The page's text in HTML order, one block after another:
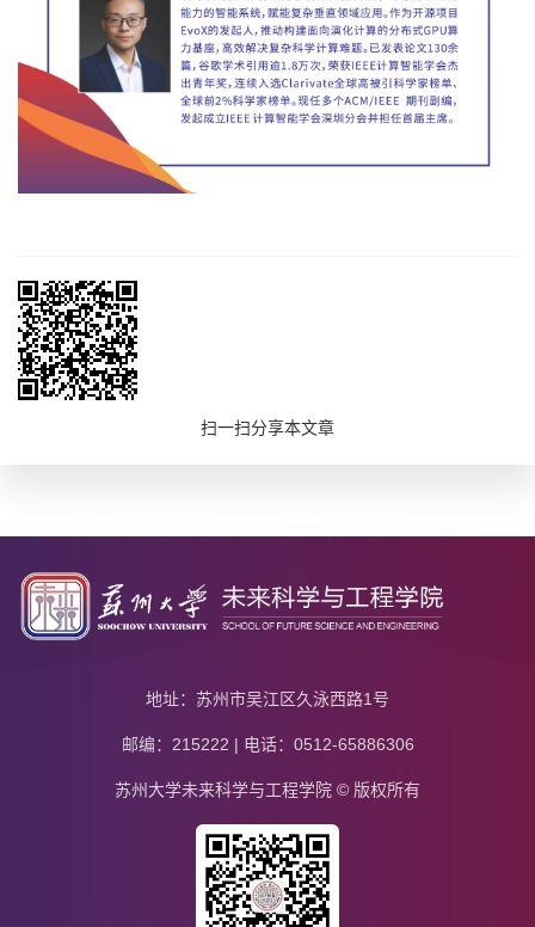
扫一扫分享本文章
地址：苏州市吴江区久泳西路1号
邮编：215222 | 电话：0512-65886306
苏州大学未来科学与工程学院 © 版权所有